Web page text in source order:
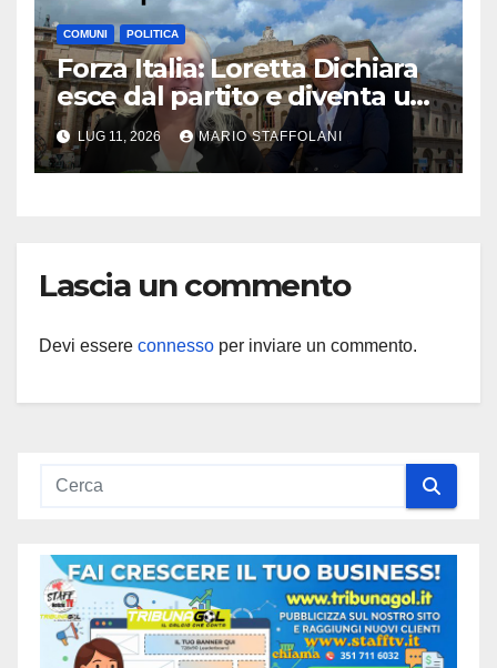
COMUNI POLITICA
Forza Italia: Loretta Dichiara
esce dal partito e diventa un
caso politico
LUG 11, 2026 MARIO STAFFOLANI
Lascia un commento
Devi essere connesso per inviare un commento.